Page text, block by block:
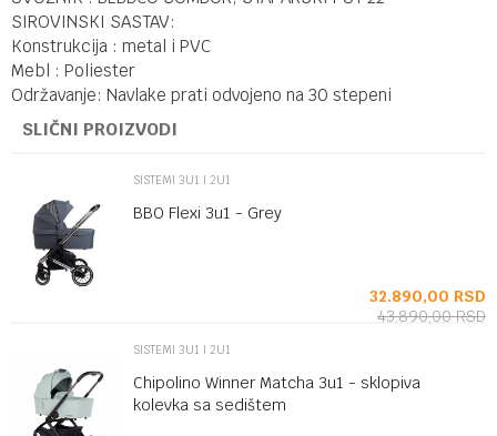
SIROVINSKI SASTAV:
Konstrukcija : metal i PVC
Mebl : Poliester
Održavanje: Navlake prati odvojeno na 30 stepeni
SLIČNI PROIZVODI
SISTEMI 3U1 I 2U1
BBO Flexi 3u1 - Grey
32.890,00 RSD
43.890,00RSD
SISTEMI 3U1 I 2U1
Chipolino Winner Matcha 3u1 - sklopiva
kolevka sa sedištem